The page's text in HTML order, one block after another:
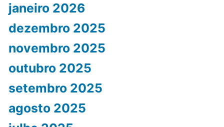
janeiro 2026
dezembro 2025
novembro 2025
outubro 2025
setembro 2025
agosto 2025